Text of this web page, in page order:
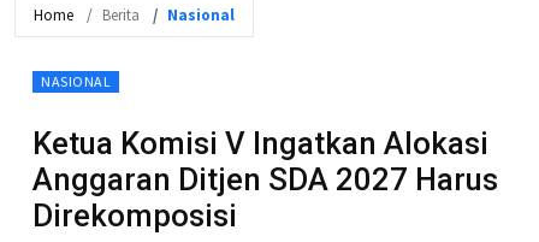
Home Berita Nasional
NASIONAL
Ketua Komisi V Ingatkan Alokasi
Anggaran Ditjen SDA 2027 Harus
Direkomposisi